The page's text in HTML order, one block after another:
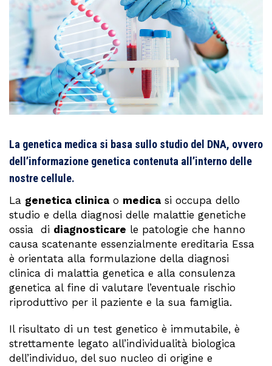
La genetica medica si basa sullo studio del DNA, ovvero
dell’informazione genetica contenuta all’interno delle
nostre cellule.
La genetica clinica o medica si occupa dello
studio e della diagnosi delle malattie genetiche
ossia di diagnosticare le patologie che hanno
causa scatenante essenzialmente ereditaria Essa
è orientata alla formulazione della diagnosi
clinica di malattia genetica e alla consulenza
genetica al fine di valutare l’eventuale rischio
riproduttivo per il paziente e la sua famiglia.
Il risultato di un test genetico è immutabile, è
strettamente legato all’individualità biologica
dell’individuo, del suo nucleo di origine e